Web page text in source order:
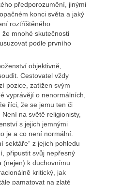
předporozumění, jinými
konci světa a jaký
roztříštěného
mnohé skutečnosti
podle prvního
objektivně,
Cestovatel vždy
pozice, zatížen svým
vyprávějí o nenormálních,
říci, že se jemu ten či
na světě religionisty,
s jejich jemnými
je a co není normální.
sektáře“ z jejich pohledu
připustit svůj nepřesný
(nejen) k duchovnímu
kritický, jak
pamatovat na zlaté